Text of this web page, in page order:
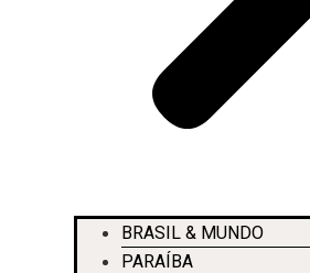
BRASIL & MUNDO
PARAÍBA